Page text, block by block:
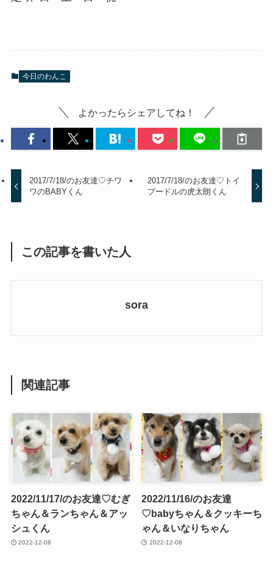
今日のわんこ
よかったらシェアしてね！
2017/7/18/のお友達♡チワ
ワのBABYくん
2017/7/18/のお友達♡トイ
プードルの虎太朗くん
この記事を書いた人
sora
関連記事
2022/11/17/のお友達♡むぎ
ちゃん＆ランちゃん＆アッ
シュくん
2022-12-08
2022/11/16/のお友達
♡babyちゃん＆クッキーち
ゃん＆いなりちゃん
2022-12-08